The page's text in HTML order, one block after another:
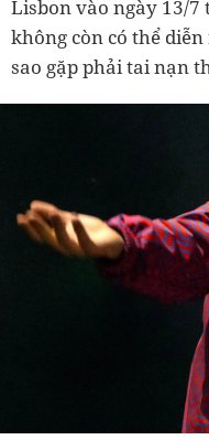
Lisbon vào ngày 13/7
không còn có thể
sao gặp phải tai nạn